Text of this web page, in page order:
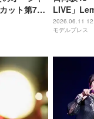
ット第7弾
LIVE」
2026.06.11
モデルプレス